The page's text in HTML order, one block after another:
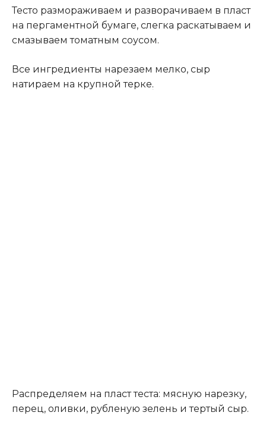
Тесто размораживаем и разворачиваем в пласт
на пергаментной бумаге, слегка раскатываем и
смазываем томатным соусом.
Все ингредиенты нарезаем мелко, сыр
натираем на крупной терке.
Распределяем на пласт теста: мясную нарезку,
перец, оливки, рубленую зелень и тертый сыр.